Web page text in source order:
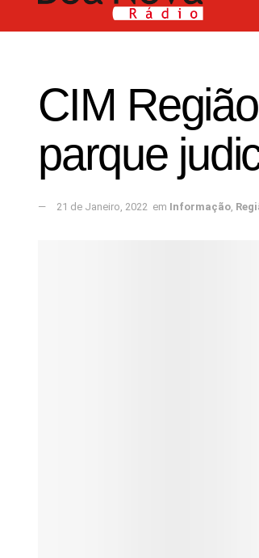
CIM
parque
21 de Janeiro, 2022 em Informação,